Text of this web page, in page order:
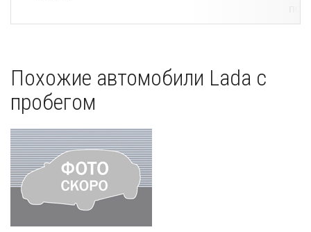
Похожие автомобили Lada с
пробегом